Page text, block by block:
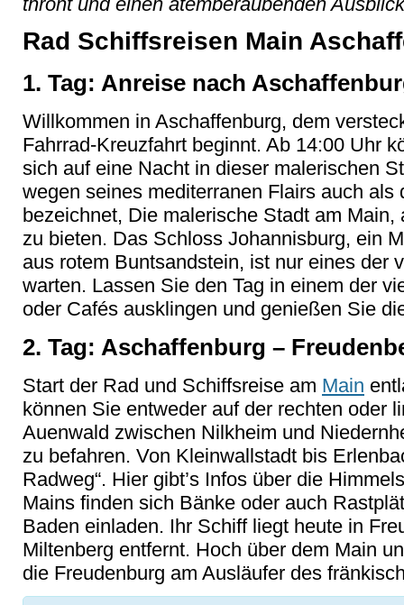
Rad Schiffsreisen Main
1. Tag: Anreise nach
Willkommen in Aschaffenburg, dem
Fahrrad-Kreuzfahrt beginnt. Ab 14:00 Uhr
sich auf eine Nacht in dieser malerischen
wegen seines mediterranen Flairs auch als
bezeichnet, Die malerische Stadt am
zu bieten. Das Schloss Johannisburg, ein
aus rotem Buntsandstein, ist nur eines der
warten. Lassen Sie den Tag in einem der
oder Cafés ausklingen und genießen Sie
2. Tag: Aschaffenburg –
Start der Rad und Schiffsreise am Main
können Sie entweder auf der rechten oder
Auenwald zwischen Nilkheim und
zu befahren. Von Kleinwallstadt bis
Radweg“. Hier gibt’s Infos über die
Mains finden sich Bänke oder auch
Baden einladen. Ihr Schiff liegt heute in
Miltenberg entfernt. Hoch über dem Main
die Freudenburg am Ausläufer des